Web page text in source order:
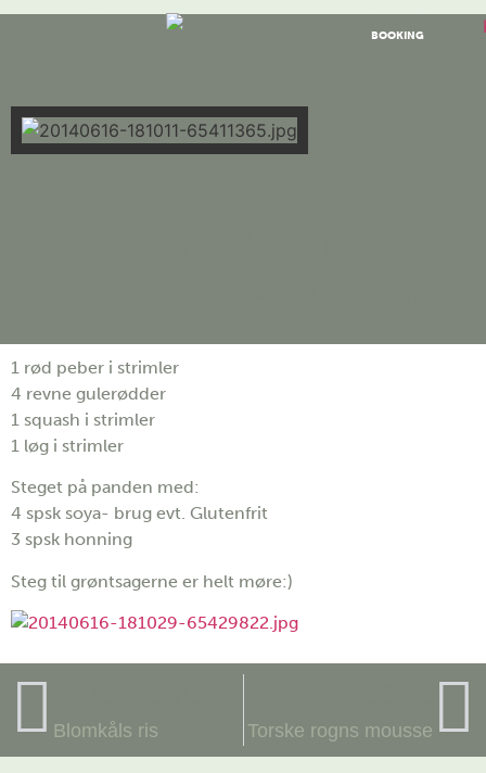
BOOKING
1 rød peber i strimler
4 revne gulerødder
1 squash i strimler
1 løg i strimler
Steget på panden med:
4 spsk soya- brug evt. Glutenfrit
3 spsk honning
Steg til grøntsagerne er helt møre:)
Blomkåls ris Torske rogns mousse